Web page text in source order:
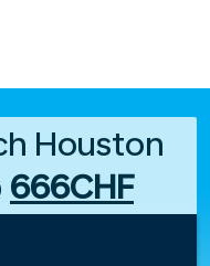
Houston
666CHF